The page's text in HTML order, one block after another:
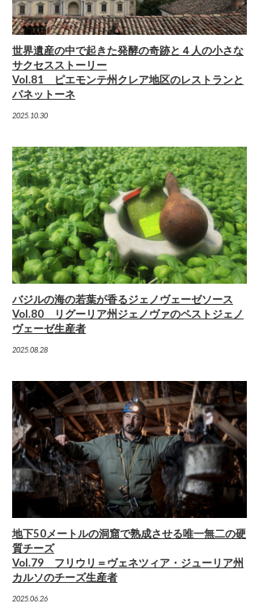
世界遺産の中で起きた発酵の奇跡と４人の小さな
サクセスストーリー
Vol.81 ピエモンテ州クレア地区のレストランと
パネットーネ
2025.10.30
バジルの海の若葉が香るジェノヴェーゼソース
Vol.80 リグーリア州ジェノヴァのペストジェノ
ヴェーゼ生産者
2025.08.28
地下50メートルの洞窟で熟成させる唯一無二の硬
質チーズ
Vol.79 フリウリ＝ヴェネツィア・ジューリア州
カルソのチーズ生産者
2025.06.26